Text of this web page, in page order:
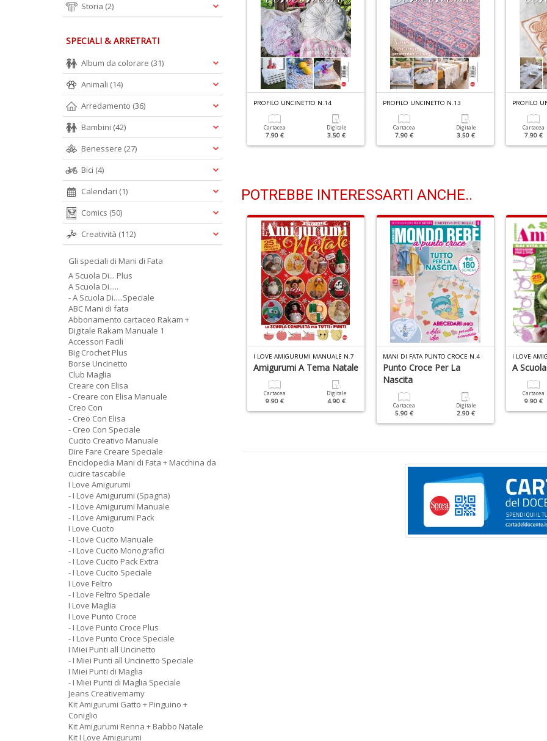
UNCINETTO N.2
+ Gomitoli
Digitale
2.90 €
PROFILO UNCINETTO N.1
Rivista + Gomitoli
Cartacea
6.90 €
Digitale
2.90 €
PROFILO UNCINETTO N.14
Cartacea
7.90 €
Digitale
3.50 €
PROFILO UNCINETTO N.13
Cartacea
7.90 €
Digitale
3.50 €
PROFILO
Cartacea
7.90 €
POTREBBE INTERESSARTI ANCHE..
NUOVA MAGLIA SPECIALE N.2
Digitale
3.00 €
MANI DI FATA MANUALE N.4
Copertine A Punto Croce
Cartacea
6.90 €
I LOVE AMIGURUMI MANUALE N.7
Amigurumi A Tema Natale
Cartacea
9.90 €
Digitale
4.90 €
MANI DI FATA PUNTO CROCE N.4
Punto Croce Per La
Nascita
Cartacea
5.90 €
Digitale
2.90 €
I LOVE
A
Cartacea
9.90 €
Storia (2)
SPECIALI & ARRETRATI
Album da colorare (31)
Animali (14)
Arredamento (36)
Bambini (42)
Benessere (27)
Bici (4)
Calendari (1)
Comics (50)
Creatività (112)
Gli speciali di Mani di Fata
A Scuola Di... Plus
A Scuola Di.....
- A Scuola Di.....Speciale
ABC Mani di fata
Abbonamento cartaceo Rakam +
Digitale Rakam Manuale 1
Accessori Facili
Big Crochet Plus
Borse Uncinetto
Club Maglia
Creare con Elisa
- Creare con Elisa Manuale
Creo Con
- Creo Con Elisa
- Creo Con Speciale
Cucito Creativo Manuale
Dire Fare Creare Speciale
Enciclopedia Mani di Fata + Macchina da
cucire tascabile
I Love Amigurumi
- I Love Amigurumi (Spagna)
- I Love Amigurumi Manuale
- I Love Amigurumi Pack
I Love Cucito
- I Love Cucito Manuale
- I Love Cucito Monografici
- I Love Cucito Pack Extra
- I Love Cucito Speciale
I Love Feltro
- I Love Feltro Speciale
I Love Maglia
I Love Punto Croce
- I Love Punto Croce Plus
- I Love Punto Croce Speciale
I Miei Punti all Uncinetto
- I Miei Punti all Uncinetto Speciale
I Miei Punti di Maglia
- I Miei Punti di Maglia Speciale
Jeans Creativemamy
Kit Amigurumi Gatto + Pinguino +
Coniglio
Kit Amigurumi Renna + Babbo Natale
Kit I Love Amigurumi